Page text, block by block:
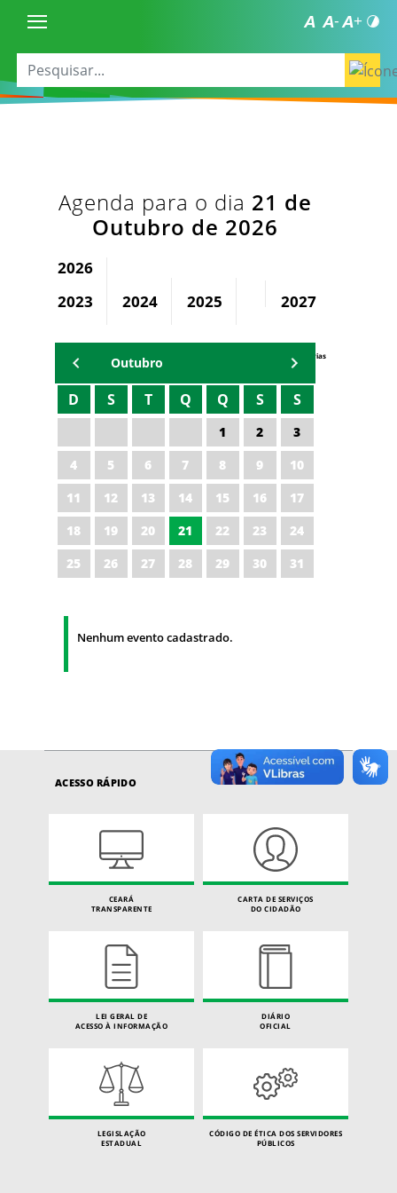
Agenda para o dia 21 de
Outubro de 2026
2026
2023
2024 2025 2027
Agenda Secretárias
Outubro
D S T Q Q S S
1 2
3
4
5 6 7 8 9
10
11
12 13 14 15 16
17
18
19 20 21 22 23
24
25
26 27 28 29 30 31
Nenhum evento cadastrado.
ACESSO RÁPIDO
CEARÁ
TRANSPARENTE
CARTA DE SERVIÇOS
DO CIDADÃO
LEI GERAL DE
ACESSO À INFORMAÇÃO
DIÁRIO
OFICIAL
LEGISLAÇÃO
ESTADUAL
CÓDIGO DE ÉTICA DOS SERVIDORES
PÚBLICOS